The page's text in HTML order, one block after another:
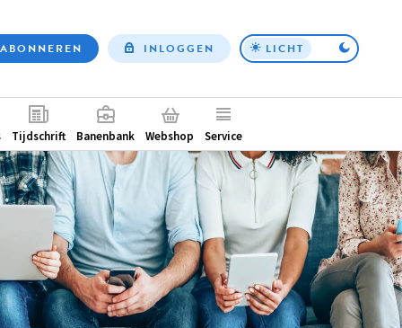
Top
ABONNEREN INLOGGEN LICHT
Tijdschrift Banenbank Webshop Service